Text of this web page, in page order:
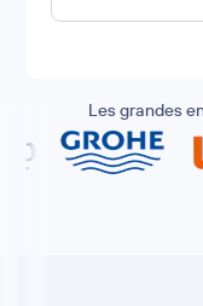
Les grandes